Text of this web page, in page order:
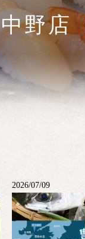
中野店
2026/07/09